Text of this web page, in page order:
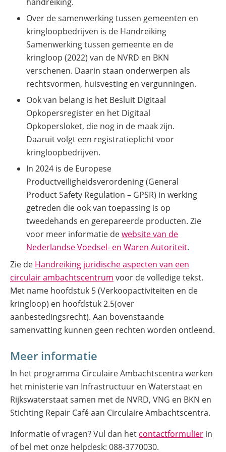
Over de samenwerking tussen gemeenten en
kringloopbedrijven is de Handreiking
Samenwerking tussen gemeente en de
kringloop (2022) van de NVRD en BKN
verschenen. Daarin staan onderwerpen als
rechtsvormen, huisvesting en vergunningen.
Ook van belang is het Besluit Digitaal
Opkopersregister en het Digitaal
Opkopersloket, die nog in de maak zijn.
Daaruit volgt een registratieplicht voor
kringloopbedrijven.
In 2024 is de Europese
Productveiligheidsverordening (General
Product Safety Regulation – GPSR) in werking
getreden die ook van toepassing is op
tweedehands en gerepareerde producten. Zie
voor meer informatie dewebsite van de
Nederlandse Voedsel- en Waren Autoriteit(opent
nieuw
venster)
.
Zie de Handreiking juridische aspecten van een
circulair ambachtscentrum (opent
in
nieuw
venster)
voor de volledige tekst.
Met name hoofdstuk 5 (Verkoopactiviteiten en de
kringloop) en hoofdstuk 2.5(over
aanbestedingsrecht). Aan bovenstaande
samenvatting kunnen geen rechten worden ontleend.
Meer informatie
In het programma Circulaire Ambachtscentra werken
het ministerie van Infrastructuur en Waterstaat en
Rijkswaterstaat samen met de NVRD, VNG en BKN en
Stichting Repair Café aan Circulaire Ambachtscentra.
Informatie of vragen? Vul dan het contactformulier in
of bel met onze helpdesk: 088-3770030.